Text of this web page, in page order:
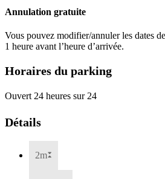
Annulation gratuite
Vous pouvez modifier/annuler les dates
1 heure avant l’heure d’arrivée.
Horaires du parking
Ouvert 24 heures sur 24
Détails
2m